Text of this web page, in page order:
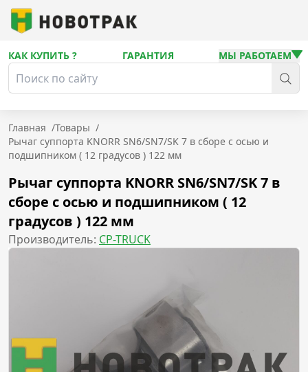
КАК КУПИТЬ ? ГАРАНТИЯ МЫ РАБОТАЕМ
Главная /Товары /
Рычаг суппорта KNORR SN6/SN7/SK 7 в сборе с осью и
подшипником ( 12 градусов ) 122 мм
Рычаг суппорта KNORR SN6/SN7/SK 7 в
сборе с осью и подшипником ( 12
градусов ) 122 мм
Производитель: CP-TRUCK